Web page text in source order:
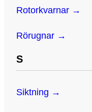
Rotorkvarnar →
Rörugnar →
S
Siktning →